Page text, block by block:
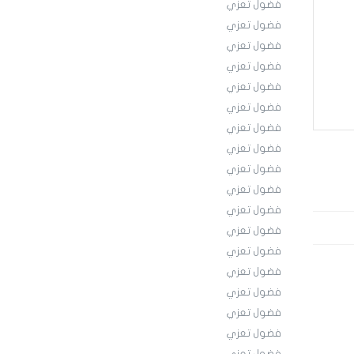
فضول تعزي
فضول تعزي
فضول تعزي
فضول تعزي
فضول تعزي
فضول تعزي
فضول تعزي
فضول تعزي
فضول تعزي
فضول تعزي
فضول تعزي
فضول تعزي
فضول تعزي
فضول تعزي
فضول تعزي
فضول تعزي
فضول تعزي